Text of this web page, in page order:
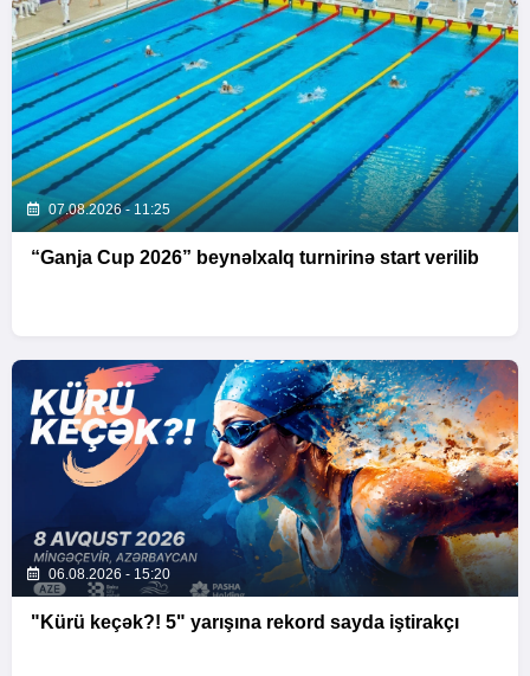
07.08.2026 - 11:25
“Ganja Cup 2026” beynəlxalq turnirinə start verilib
06.08.2026 - 15:20
"Kürü keçək?! 5" yarışına rekord sayda iştirakçı